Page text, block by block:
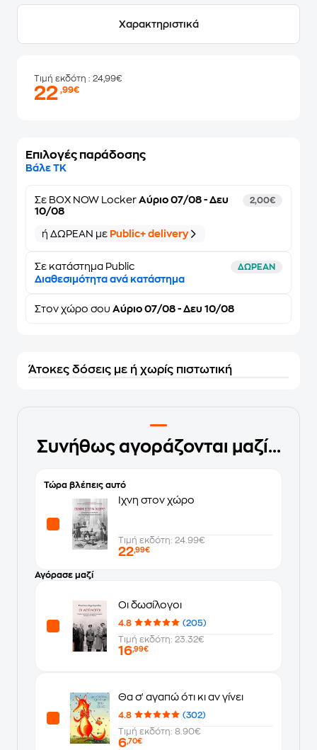
Χαρακτηριστικά
Τιμή εκδότη : 24,99€
22,99€
Επιλογές παράδοσης
Βάλε ΤΚ
Σε BOX NOW Locker Αύριο 07/08 - Δευ
10/08
2,00€
ή ΔΩΡΕΑΝ με Public+ delivery
Σε κατάστημα Public ΔΩΡΕΑΝ
Διαθεσιμότητα ανά κατάστημα
Στον χώρο σου Αύριο 07/08 - Δευ 10/08
Άτοκες δόσεις με ή χωρίς πιστωτική
Συνήθως αγοράζονται μαζί...
Τώρα βλέπεις αυτό
Ίχνη στον χώρο
Τιμή εκδότη: 24.99€
22,99€
Αγόρασε μαζί
Οι δωσίλογοι
4.8
(205)
Τιμή εκδότη: 23.32€
16,99€
Θα σ' αγαπώ ότι κι αν γίνει
4.8
(302)
Τιμή εκδότη: 8.90€
6,70€